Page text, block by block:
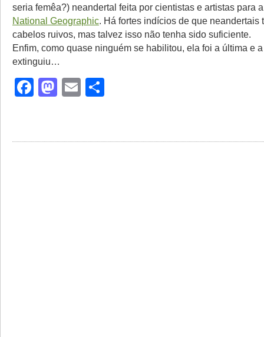
seria femêa?) neandertal feita por cientistas e artistas para
National Geographic. Há fortes indícios de que neandertais
cabelos ruivos, mas talvez isso não tenha sido suficiente.
Enfim, como quase ninguém se habilitou, ela foi a última e
extinguiu…
Facebook
Mastodon
Email